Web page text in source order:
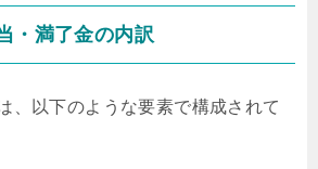
・満了金の内訳
、以下のような要素で構成されて